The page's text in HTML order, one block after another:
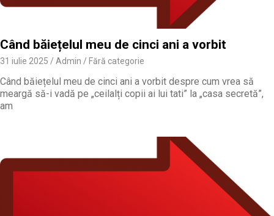
Când băiețelul meu de cinci ani a vorbit
31 iulie 2025 Admin Fără categorie
Când băiețelul meu de cinci ani a vorbit despre cum vrea să
meargă să-i vadă pe „ceilalți copii ai lui tati” la „casa secretă”,
am